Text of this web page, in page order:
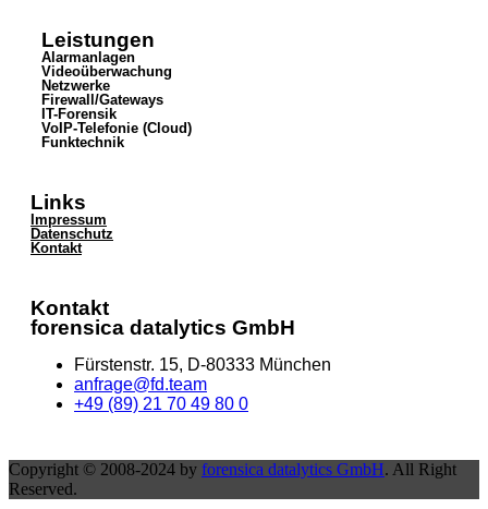
Leistungen
Alarmanlagen
Videoüberwachung
Netzwerke
Firewall/Gateways
IT-Forensik
VoIP-Telefonie (Cloud)
Funktechnik
Links
Impressum
Datenschutz
Kontakt
Kontakt
forensica datalytics GmbH
Fürstenstr. 15, D-80333 München
anfrage@fd.team
+49 (89) 21 70 49 80 0
Copyright © 2008-2024 by forensica datalytics GmbH. All Right
Reserved.